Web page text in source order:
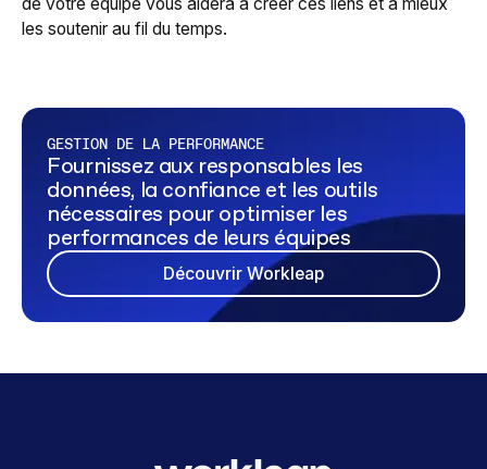
les soutenir au fil du temps.
GESTION DE LA PERFORMANCE
Fournissez aux responsables les
données, la confiance et les outils
nécessaires pour optimiser les
performances de leurs équipes
Découvrir Workleap